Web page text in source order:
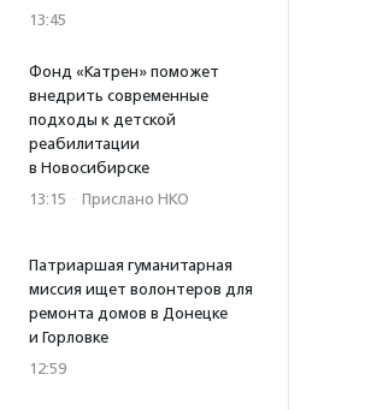
13:45
Фонд «Катрен» поможет
внедрить современные
подходы к детской
реабилитации
в Новосибирске
13:15 · Прислано НКО
Патриаршая гуманитарная
миссия ищет волонтеров для
ремонта домов в Донецке
и Горловке
12:59